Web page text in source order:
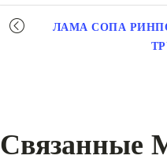
ЛАМА СОПА
Связанные